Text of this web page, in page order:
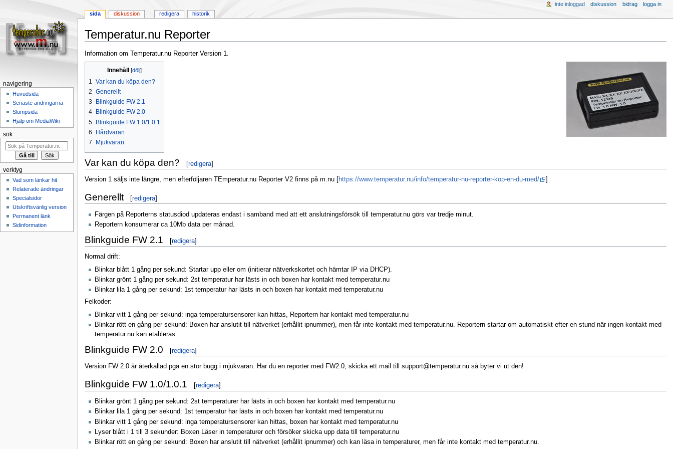
Temperatur.nu Reporter
Hoppa
till
navigering
Hoppa
till
Information om Temperatur.nu Reporter Version 1.
Innehåll
1
Var kan du köpa den?
2 Generellt
3
Blinkguide FW 2.1
4
Blinkguide FW 2.0
5 Blinkguide FW 1.0/1.0.1
6
Hårdvaran
7
Mjukvaran
Var kan du köpa den? [redigera]
Version 1 säljs inte längre, men efterföljaren TEmperatur.nu Reporter V2 finns på m.nu [ https://www.temperatur.nu/info/temperatur-nu-reporter-kop-en-du-med/
Generellt [redigera]
Färgen på Reporterns statusdiod updateras endast i samband med att ett anslutningsförsök till temperatur.nu görs var tredje minut.
Reportern konsumerar ca 10Mb data per månad.
Blinkguide FW 2.1 [redigera]
Normal drift:
Blinkar blått 1 gång per sekund: Startar upp eller om (initierar nätverkskortet och hämtar IP via DHCP).
Blinkar grönt 1 gång per sekund: 2st temperatur har lästs in och boxen har kontakt med temperatur.nu
Blinkar lila 1 gång per sekund: 1st temperatur har lästs in och boxen har kontakt med temperatur.nu
Felkoder:
Blinkar vitt 1 gång per sekund: inga temperatursensorer kan hittas, Reportern har kontakt med temperatur.nu
Blinkar rött en gång per sekund: Boxen har anslutit till nätverket (erhållit ipnummer), men får inte kontakt med temperatur.nu. Reportern startar om automatiskt efter en stund när ingen kontakt med
temperatur.nu kan etableras.
Blinkguide FW 2.0 [redigera]
Version FW 2.0 är återkallad pga en stor bugg i mjukvaran. Har du en reporter med FW2.0, skicka ett mail till support@temperatur.nuså byter vi ut den!
Blinkguide FW 1.0/1.0.1 [redigera]
Blinkar grönt 1 gång per sekund: 2st temperaturer har lästs in och boxen har kontakt med temperatur.nu
Blinkar lila 1 gång per sekund: 1st temperatur har lästs in och boxen har kontakt med temperatur.nu
Blinkar vitt 1 gång per sekund: inga temperatursensorer kan hittas, boxen har kontakt med temperatur.nu
Lyser blått i 1 till 3 sekunder: Boxen Läser in temperaturer och försöker skicka upp data till temperatur.nu
Blinkar rött en gång per sekund: Boxen har anslutit till nätverket (erhållit ipnummer) och kan läsa in temperaturer, men får inte kontakt med temperatur.nu.
sida diskussion redigera historik
inte inloggad diskussion bidrag logga in
navigering
Huvudsida
Senaste ändringarna
Slumpsida
Hjälp om MediaWiki
sök
verktyg
Vad som länkar hit
Relaterade ändringar
Specialsidor
Utskriftsvänlig version
Permanent länk
Sidinformation